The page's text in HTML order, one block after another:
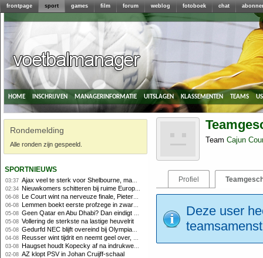
frontpage sport games film forum weblog fotoboek chat
home inschrijven managerinformatie uitslagen klassementen teams
Rondemelding
Alle ronden zijn gespeeld.
sportnieuws
03:37 Ajax veel te sterk voor Shelbourne, maar houdt schade beperkt
02:34 Nieuwkomers schitteren bij ruime Europese zege FC Twente
06-08 Le Court wint na nerveuze finale, Pieterse derde
06-08 Lemmen boekt eerste profzege in zware Ronde van Polen-rit
05-08 Geen Qatar en Abu Dhabi? Dan eindigt Formule 1-seizoen mogelijk in Europa
05-08 Vollering de sterkste na lastige heuvelrit
05-08 Gedurfd NEC blijft overeind bij Olympiakos
04-08 Reusser wint tijdrit en neemt geel over, Nooijen knap tweede
03-08 Haugset houdt Kopecky af na indrukwekkende solo van 86 kilometer
02-08 AZ klopt PSV in Johan Cruijff-schaal
Team Cajun
Profiel
Deze user